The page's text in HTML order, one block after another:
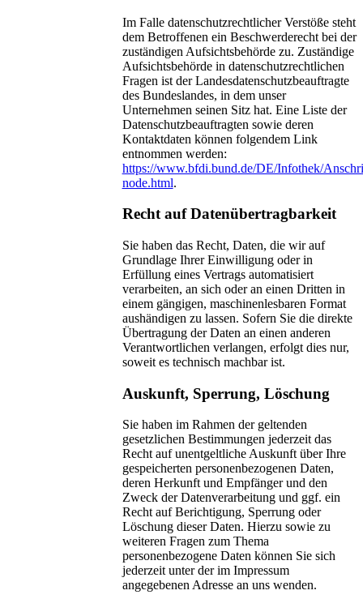
Im Falle datenschutzrechtlicher Verstöße steht
dem Betroffenen ein Beschwerderecht bei der
zuständigen Aufsichtsbehörde zu. Zuständige
Aufsichtsbehörde in datenschutzrechtlichen
Fragen ist der Landesdatenschutzbeauftragte
des Bundeslandes, in dem unser
Unternehmen seinen Sitz hat. Eine Liste der
Datenschutzbeauftragten sowie deren
Kontaktdaten können folgendem Link
entnommen werden:
https://www.bfdi.bund.de/DE/Infothek/
node.html.
Recht auf Datenübertragbarkeit
Sie haben das Recht, Daten, die wir auf
Grundlage Ihrer Einwilligung oder in
Erfüllung eines Vertrags automatisiert
verarbeiten, an sich oder an einen Dritten in
einem gängigen, maschinenlesbaren Format
aushändigen zu lassen. Sofern Sie die direkte
Übertragung der Daten an einen anderen
Verantwortlichen verlangen, erfolgt dies nur,
soweit es technisch machbar ist.
Auskunft, Sperrung, Löschung
Sie haben im Rahmen der geltenden
gesetzlichen Bestimmungen jederzeit das
Recht auf unentgeltliche Auskunft über Ihre
gespeicherten personenbezogenen Daten,
deren Herkunft und Empfänger und den
Zweck der Datenverarbeitung und ggf. ein
Recht auf Berichtigung, Sperrung oder
Löschung dieser Daten. Hierzu sowie zu
weiteren Fragen zum Thema
personenbezogene Daten können Sie sich
jederzeit unter der im Impressum
angegebenen Adresse an uns wenden.